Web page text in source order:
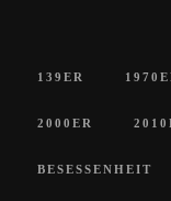
139ER
2000ER
BESESSENHEIT